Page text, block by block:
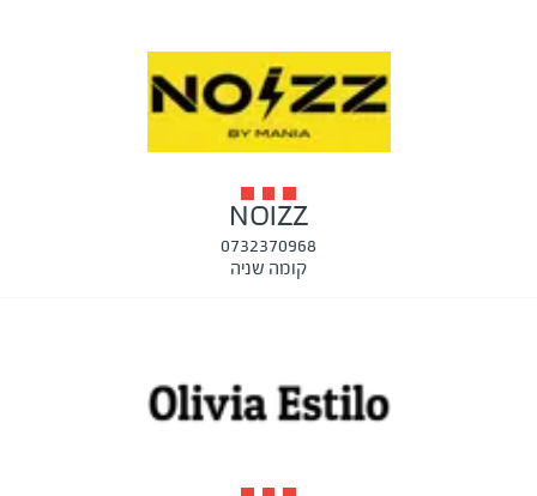
NOIZZ
0732370968
קומה שניה